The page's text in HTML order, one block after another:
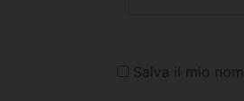
Salva il mio